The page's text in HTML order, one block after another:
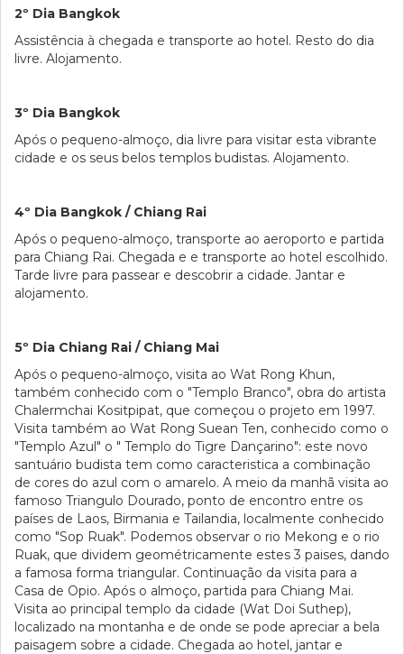
2º Dia Bangkok
Assistência à chegada e transporte ao hotel. Resto do dia
livre. Alojamento.
3º Dia Bangkok
Após o pequeno-almoço, dia livre para visitar esta vibrante
cidade e os seus belos templos budistas. Alojamento.
4º Dia Bangkok / Chiang Rai
Após o pequeno-almoço, transporte ao aeroporto e partida
para Chiang Rai. Chegada e e transporte ao hotel escolhido.
Tarde livre para passear e descobrir a cidade. Jantar e
alojamento.
5º Dia Chiang Rai / Chiang Mai
Após o pequeno-almoço, visita ao Wat Rong Khun,
também conhecido com o "Templo Branco", obra do artista
Chalermchai Kositpipat, que começou o projeto em 1997.
Visita também ao Wat Rong Suean Ten, conhecido como o
"Templo Azul" o " Templo do Tigre Dançarino": este novo
santuário budista tem como caracteristica a combinação
de cores do azul com o amarelo. A meio da manhã visita ao
famoso Triangulo Dourado, ponto de encontro entre os
países de Laos, Birmania e Tailandia, localmente conhecido
como "Sop Ruak". Podemos observar o rio Mekong e o rio
Ruak, que dividem geométricamente estes 3 paises, dando
a famosa forma triangular. Continuação da visita para a
Casa de Opio. Após o almoço, partida para Chiang Mai.
Visita ao principal templo da cidade (Wat Doi Suthep),
localizado na montanha e de onde se pode apreciar a bela
paisagem sobre a cidade. Chegada ao hotel, jantar e